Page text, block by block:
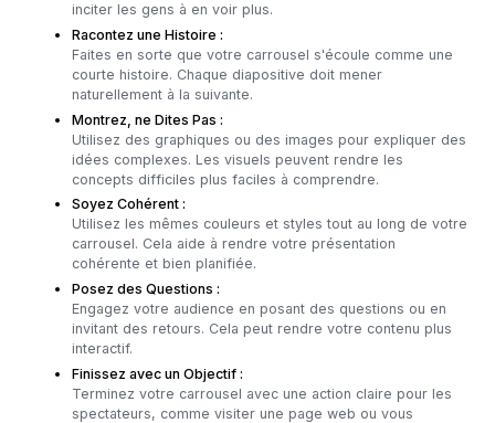
inciter les gens à en voir plus.
Racontez une Histoire :
Faites en sorte que votre carrousel s'écoule comme une
courte histoire. Chaque diapositive doit mener
naturellement à la suivante.
Montrez, ne Dites Pas :
Utilisez des graphiques ou des images pour expliquer des
idées complexes. Les visuels peuvent rendre les
concepts difficiles plus faciles à comprendre.
Soyez Cohérent :
Utilisez les mêmes couleurs et styles tout au long de votre
carrousel. Cela aide à rendre votre présentation
cohérente et bien planifiée.
Posez des Questions :
Engagez votre audience en posant des questions ou en
invitant des retours. Cela peut rendre votre contenu plus
interactif.
Finissez avec un Objectif :
Terminez votre carrousel avec une action claire pour les
spectateurs, comme visiter une page web ou vous